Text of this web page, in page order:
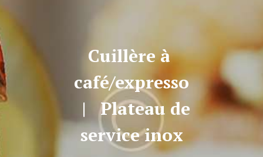
Cuillère à
café/expresso
Plateau de
service inox